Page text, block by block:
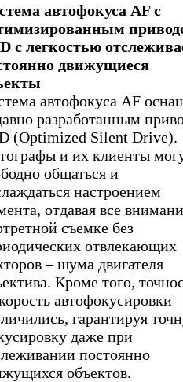
автофокуса AF с
с легкостью
движущиеся
автофокуса AF
разработанным
(Optimized Silent Drive).
и их клиенты
общаться и
настроением
отдавая все
съемке без
отвлекающих
– шума двигателя
Кроме того,
автофокусировки
гарантируя
даже при
постоянно
объектов.